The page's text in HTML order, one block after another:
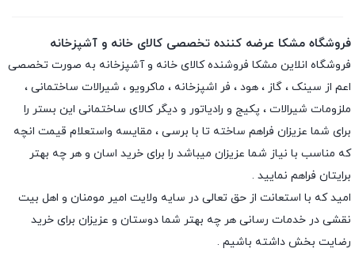
فروشگاه مشکا عرضه کننده تخصصی کالای خانه و آشپزخانه
فروشگاه انلاین مشکا فروشنده کالای خانه و آشپزخانه به صورت تخصصی
اعم از سینک ، گاز ، هود ، فر اشپزخانه ، ماکرویو ، شیرالات ساختمانی ،
ملزومات شیرالات ، پکیج و رادیاتور و دیگر کالای ساختمانی این بستر را
برای شما عزیزان فراهم ساخته تا با برسی ، مقایسه واستعلام قیمت انچه
که مناسب با نیاز شما عزیزان میباشد را برای خرید اسان و هر چه بهتر
برایتان فراهم نمایید .
امید که با استعانت از حق تعالی در سایه ولایت امیر مومنان و اهل بیت
نقشی در خدمات رسانی هر چه بهتر شما دوستان و عزیزان برای خرید
رضایت بخش داشته باشیم .